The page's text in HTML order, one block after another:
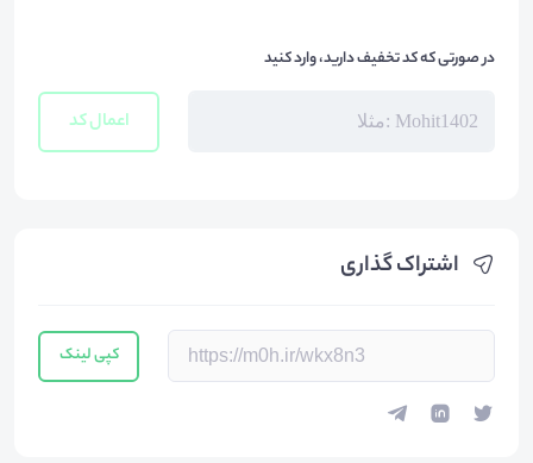
اشتراک گذاری
کپی لینک
در صورتی که کد تخفیف دارید، وارد کنید
اعمال کد